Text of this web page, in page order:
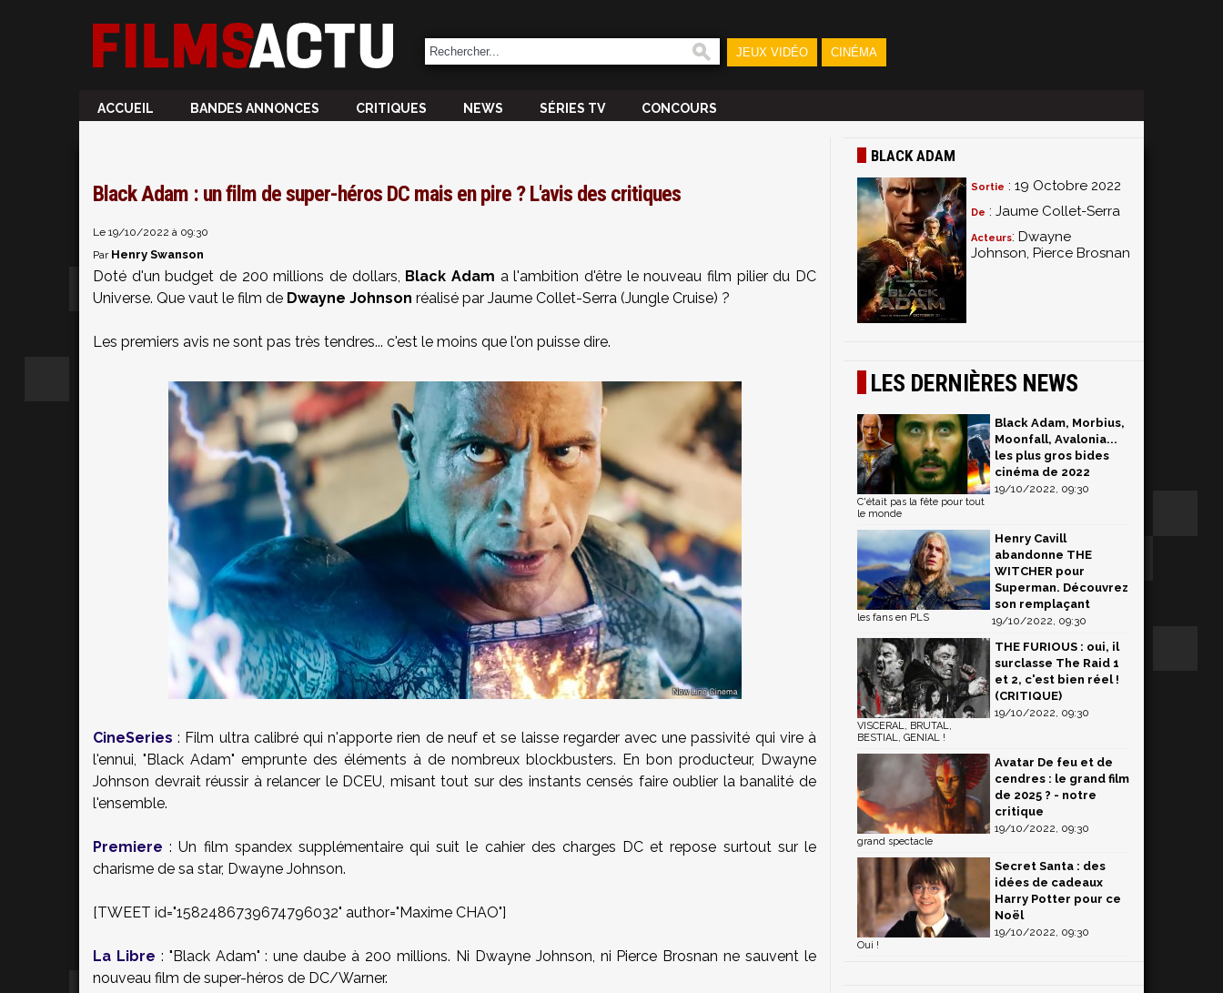
JEUX VIDÉO CINÉMA
ACCUEIL BANDES ANNONCES CRITIQUES NEWS SÉRIES TV CONCOURS
Black Adam : un film de super-héros DC mais en pire ? L'avis des critiques
Le 19/10/2022 à 09:30
Par Henry Swanson
Doté d'un budget de 200 millions de dollars, Black Adam a l'ambition d'être le nouveau film pilier du DC
Universe. Que vaut le film de Dwayne Johnson réalisé par Jaume Collet-Serra (Jungle Cruise) ?
Les premiers avis ne sont pas très tendres... c'est le moins que l'on puisse dire.
CineSeries : Film ultra calibré qui n'apporte rien de neuf et se laisse regarder avec une passivité qui vire à
l'ennui, "Black Adam" emprunte des éléments à de nombreux blockbusters. En bon producteur, Dwayne
Johnson devrait réussir à relancer le DCEU, misant tout sur des instants censés faire oublier la banalité de
l'ensemble.
Premiere : Un film spandex supplémentaire qui suit le cahier des charges DC et repose surtout sur le
charisme de sa star, Dwayne Johnson.
[TWEET id="1582486739674796032" author="Maxime CHAO"]
La Libre : "Black Adam" : une daube à 200 millions. Ni Dwayne Johnson, ni Pierce Brosnan ne sauvent le
nouveau film de super-héros de DC/Warner.
BLACK ADAM
Sortie : 19 Octobre 2022
De : Jaume Collet-Serra
Acteurs: Dwayne
Johnson, Pierce Brosnan
LES DERNIÈRES NEWS
Black Adam, Morbius,
Moonfall, Avalonia...
les plus gros bides
cinéma de 2022
19/10/2022, 09:30
C'était pas la fête pour tout
le monde
Henry Cavill
abandonne THE
WITCHER pour
Superman. Découvrez
son remplaçant
19/10/2022, 09:30
les fans en PLS
THE FURIOUS : oui, il
surclasse The Raid 1
et 2, c'est bien réel !
(CRITIQUE)
19/10/2022, 09:30
VISCERAL, BRUTAL,
BESTIAL, GENIAL !
Avatar De feu et de
cendres : le grand film
de 2025 ? - notre
critique
19/10/2022, 09:30
grand spectacle
Secret Santa : des
idées de cadeaux
Harry Potter pour ce
Noël
19/10/2022, 09:30
Oui !